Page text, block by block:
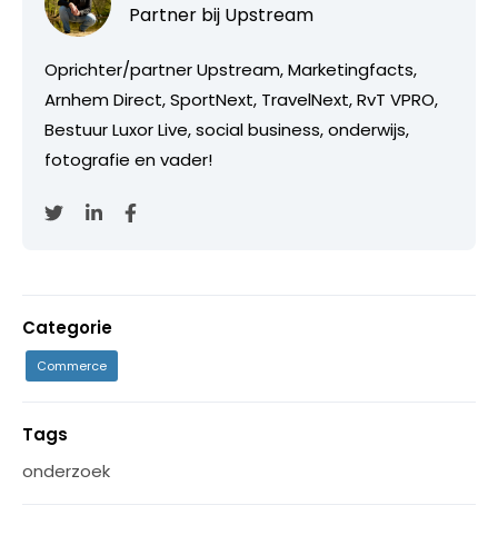
Partner bij Upstream
Oprichter/partner Upstream, Marketingfacts,
Arnhem Direct, SportNext, TravelNext, RvT VPRO,
Bestuur Luxor Live, social business, onderwijs,
fotografie en vader!
Categorie
Commerce
Tags
onderzoek